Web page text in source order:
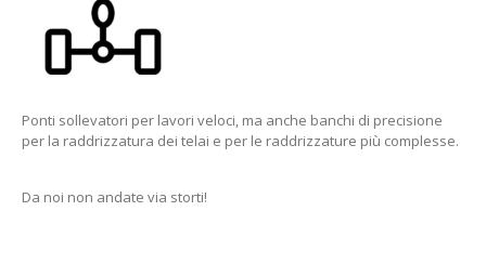
Ponti sollevatori per lavori veloci, ma anche banchi di precisione
per la raddrizzatura dei telai e per le raddrizzature più complesse.
Da noi non andate via storti!